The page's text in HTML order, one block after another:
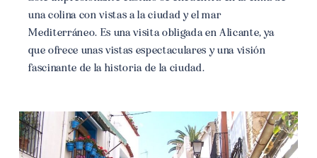
una colina con vistas a la ciudad y el mar
Mediterráneo. Es una visita obligada en Alicante, ya
que ofrece unas vistas espectaculares y una visión
fascinante de la historia de la ciudad.